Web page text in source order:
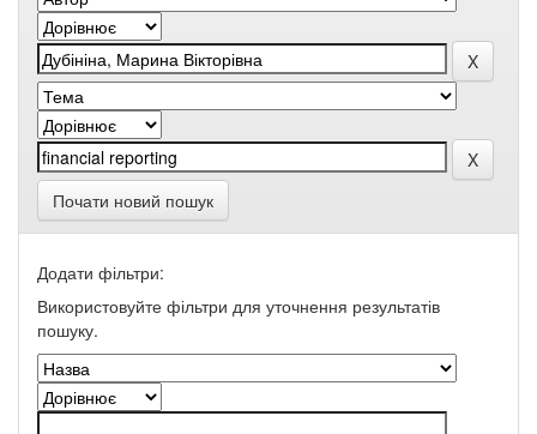
Почати новий пошук
Додати фільтри:
Використовуйте фільтри для уточнення результатів
пошуку.